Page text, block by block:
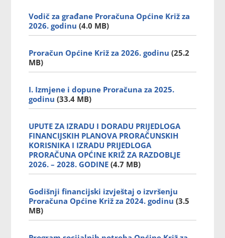
Vodič za građane Proračuna Općine Križ za
2026. godinu(4.0 MB)
Proračun Općine Križ za 2026. godinu(25.2
MB)
I. Izmjene i dopune Proračuna za 2025.
godinu(33.4 MB)
UPUTE ZA IZRADU I DORADU PRIJEDLOGA
FINANCIJSKIH PLANOVA PRORAČUNSKIH
KORISNIKA I IZRADU PRIJEDLOGA
PRORAČUNA OPĆINE KRIŽ ZA RAZDOBLJE
2026. – 2028. GODINE(4.7 MB)
Godišnji financijski izvještaj o izvršenju
Proračuna Općine Križ za 2024. godinu(3.5
MB)